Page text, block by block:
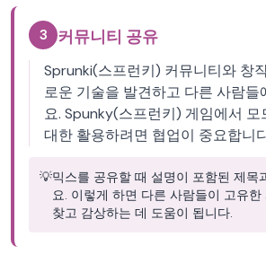
3 커뮤니티 공유
Sprunki(스프런키) 커뮤니티와 창
로운 기술을 발견하고 다른 사람들
요. Spunky(스프런키) 게임에서 모
대한 활용하려면 협업이 중요합니
💡믹스를 공유할 때 설명이 포함된 제목
요. 이렇게 하면 다른 사람들이 고유
찾고 감상하는 데 도움이 됩니다.